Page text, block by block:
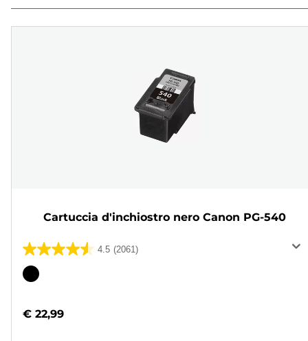
Cartuccia d'inchiostro nero Canon PG-540
4.5 (2061)
4.5
su
2061
Cartuccia
colori
€ 22,99